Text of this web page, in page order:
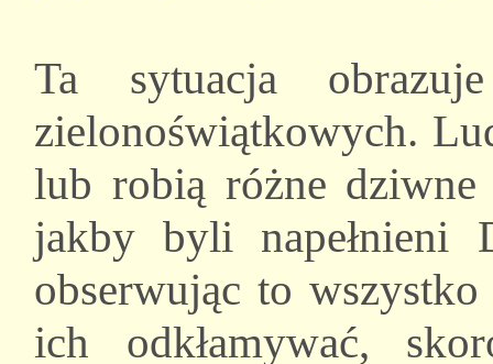
Ta sytuacja
zielonoświątkowych.
lub robią różne
jakby byli napełnieni
obserwując to
ich odkłamywać,